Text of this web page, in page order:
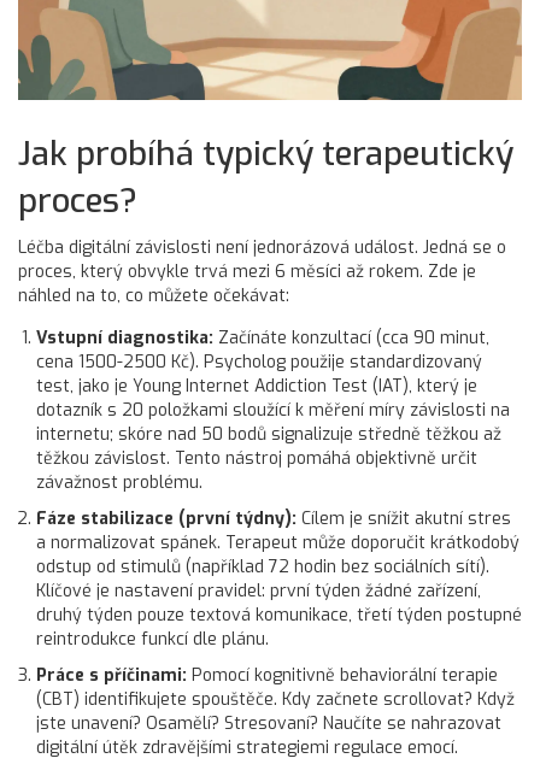
Jak probíhá typický terapeutický
proces?
Léčba digitální závislosti není jednorázová událost. Jedná se o
proces, který obvykle trvá mezi 6 měsíci až rokem. Zde je
náhled na to, co můžete očekávat:
Vstupní diagnostika: Začínáte konzultací (cca 90 minut,
cena 1500-2500 Kč). Psycholog použije standardizovaný
test, jako je Young Internet Addiction Test (IAT), který je
dotazník s 20 položkami sloužící k měření míry závislosti na
internetu; skóre nad 50 bodů signalizuje středně těžkou až
těžkou závislost. Tento nástroj pomáhá objektivně určit
závažnost problému.
Fáze stabilizace (první týdny): Cílem je snížit akutní stres
a normalizovat spánek. Terapeut může doporučit krátkodobý
odstup od stimulů (například 72 hodin bez sociálních sítí).
Klíčové je nastavení pravidel: první týden žádné zařízení,
druhý týden pouze textová komunikace, třetí týden postupné
reintrodukce funkcí dle plánu.
Práce s příčinami: Pomocí kognitivně behaviorální terapie
(CBT) identifikujete spouštěče. Kdy začnete scrollovat? Když
jste unavení? Osamělí? Stresovaní? Naučíte se nahrazovat
digitální útěk zdravějšími strategiemi regulace emocí.